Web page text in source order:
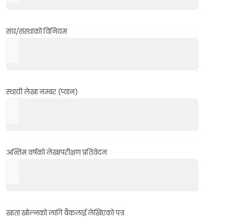
संघ/संस्थाको विनियम
स्थायी लेखा नम्बर (प्यान)
अन्तिम वर्षको लेखापरीक्षण प्रतिवेदन
खाता खोल्नको लागि बैंकलाई लेखिएको पत्र